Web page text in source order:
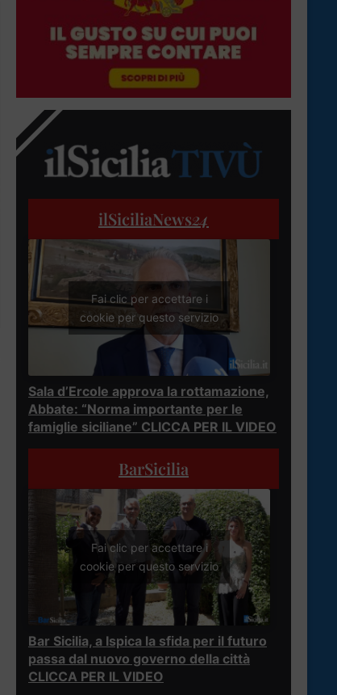
ilSiciliaNews24
Fai clic per accettare i
cookie per questo servizio
Sala d’Ercole approva la rottamazione,
Abbate: “Norma importante per le
famiglie siciliane” CLICCA PER IL VIDEO
BarSicilia
Fai clic per accettare i
cookie per questo servizio
Bar Sicilia, a Ispica la sfida per il futuro
passa dal nuovo governo della città
CLICCA PER IL VIDEO